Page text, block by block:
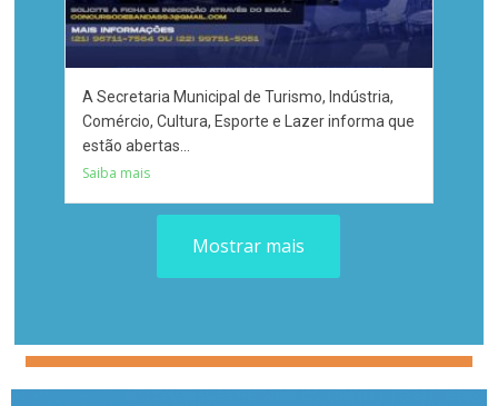
A Secretaria Municipal de Turismo, Indústria,
Comércio, Cultura, Esporte e Lazer informa que
estão abertas...
Saiba mais
Mostrar mais